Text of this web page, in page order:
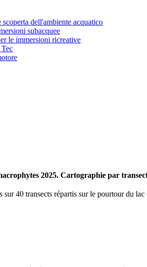
scoperta dell'ambiente acquatico
subacquee
le immersioni ricreative
2025. Cartographie par
sur 40 transects répartis sur le pourtour du